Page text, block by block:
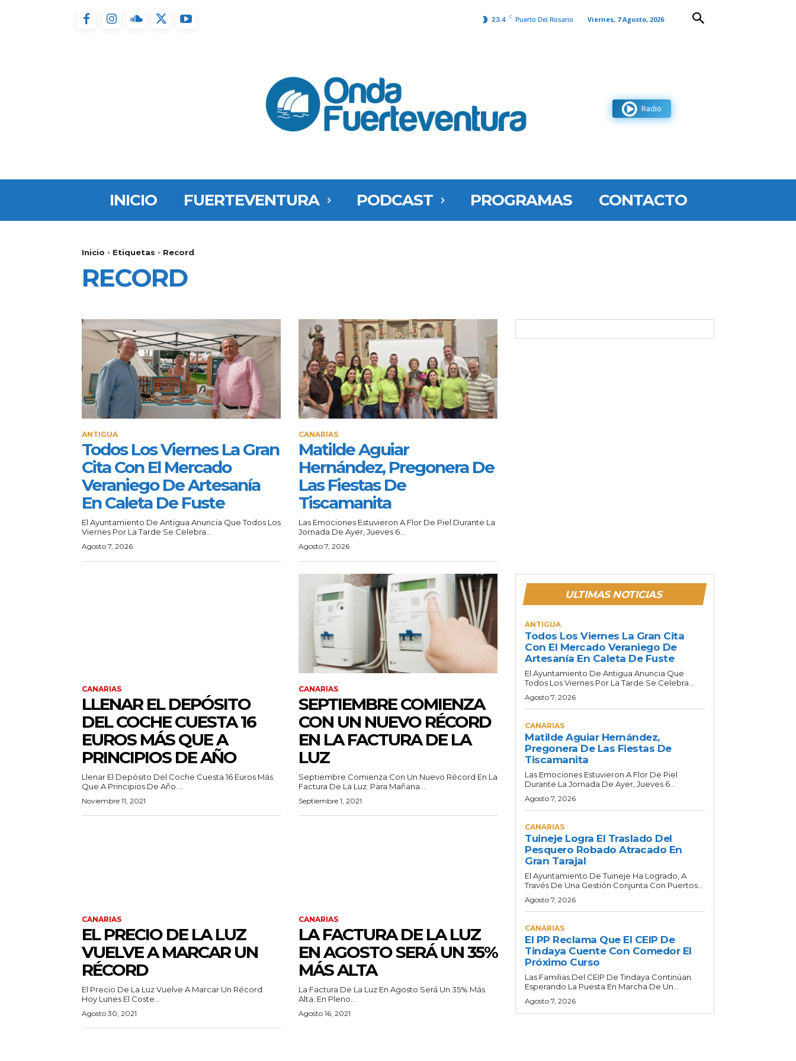
23.4 C Puerto Del Rosario Viernes, 7 Agosto, 2026
Radio
INICIO FUERTEVENTURA PODCAST PROGRAMAS CONTACTO
Inicio Etiquetas Record
RECORD
ANTIGUA
Todos Los Viernes La Gran
Cita Con El Mercado
Veraniego De Artesanía
En Caleta De Fuste
El Ayuntamiento De Antigua Anuncia Que Todos Los
Viernes Por La Tarde Se Celebra...
Agosto 7, 2026
CANARIAS
Matilde Aguiar
Hernández, Pregonera De
Las Fiestas De
Tiscamanita
Las Emociones Estuvieron A Flor De Piel Durante La
Jornada De Ayer, Jueves 6...
Agosto 7, 2026
CANARIAS
LLENAR EL DEPÓSITO
DEL COCHE CUESTA 16
EUROS MÁS QUE A
PRINCIPIOS DE AÑO
Llenar El Depósito Del Coche Cuesta 16 Euros Más
Que A Principios De Año....
Noviembre 11, 2021
CANARIAS
SEPTIEMBRE COMIENZA
CON UN NUEVO RÉCORD
EN LA FACTURA DE LA
LUZ
Septiembre Comienza Con Un Nuevo Récord En La
Factura De La Luz. Para Mañana...
Septiembre 1, 2021
CANARIAS
EL PRECIO DE LA LUZ
VUELVE A MARCAR UN
RÉCORD
El Precio De La Luz Vuelve A Marcar Un Récord.
Hoy Lunes El Coste...
Agosto 30, 2021
CANARIAS
LA FACTURA DE LA LUZ
EN AGOSTO SERÁ UN 35%
MÁS ALTA
La Factura De La Luz En Agosto Será Un 35% Más
Alta. En Pleno...
Agosto 16, 2021
ULTIMAS NOTICIAS
ANTIGUA
Todos Los Viernes La Gran Cita
Con El Mercado Veraniego De
Artesanía En Caleta De Fuste
El Ayuntamiento De Antigua Anuncia Que
Todos Los Viernes Por La Tarde Se Celebra...
Agosto 7, 2026
CANARIAS
Matilde Aguiar Hernández,
Pregonera De Las Fiestas De
Tiscamanita
Las Emociones Estuvieron A Flor De Piel
Durante La Jornada De Ayer, Jueves 6...
Agosto 7, 2026
CANARIAS
Tuineje Logra El Traslado Del
Pesquero Robado Atracado En
Gran Tarajal
El Ayuntamiento De Tuineje Ha Logrado, A
Través De Una Gestión Conjunta Con Puertos...
Agosto 7, 2026
CANARIAS
El PP Reclama Que El CEIP De
Tindaya Cuente Con Comedor El
Próximo Curso
Las Familias Del CEIP De Tindaya Continúan
Esperando La Puesta En Marcha De Un...
Agosto 7, 2026